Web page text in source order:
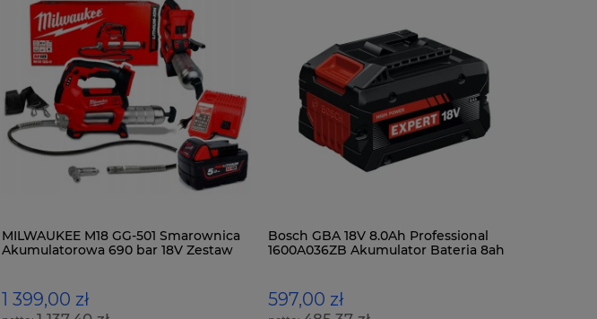
MILWAUKEE M18 GG-501 Smarownica
Akumulatorowa 690 bar 18V Zestaw
1 399,00 zł
Bosch GBA 18V 8.0Ah Professional
1600A036ZB Akumulator Bateria 8ah
597,00 zł